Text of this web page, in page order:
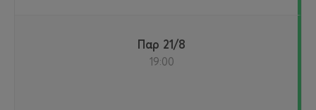
Παρ 21/8
19:00